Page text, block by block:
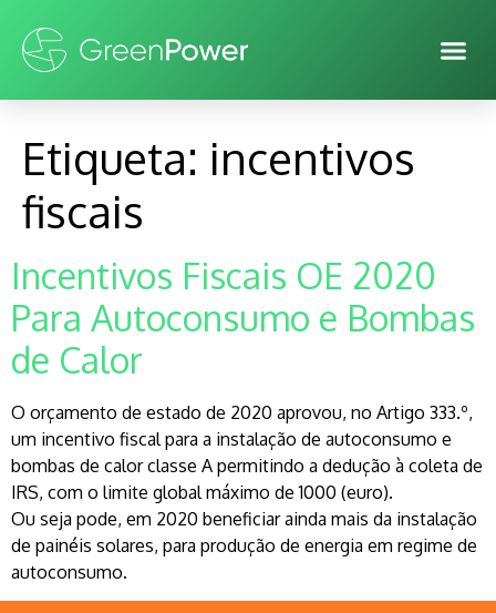
Etiqueta: incentivos
fiscais
Incentivos Fiscais OE 2020
Para Autoconsumo e Bombas
de Calor
O orçamento de estado de 2020 aprovou, no Artigo 333.º,
um incentivo fiscal para a instalação de autoconsumo e
bombas de calor classe A permitindo a dedução à coleta de
IRS, com o limite global máximo de 1000 (euro).
Ou seja pode, em 2020 beneficiar ainda mais da instalação
de painéis solares, para produção de energia em regime de
autoconsumo.